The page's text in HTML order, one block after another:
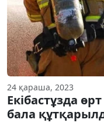
24 қараша, 2023
Екібастұзда
бала